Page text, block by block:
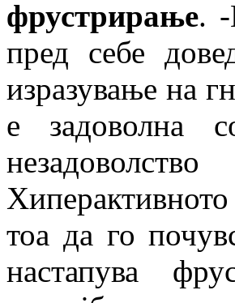
фрустрирање. -
пред себе
изразување на
е задоволна
тоа да го
настапува